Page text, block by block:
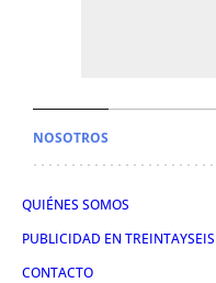
NOSOTROS
QUIÉNES SOMOS
PUBLICIDAD EN TREINTAYSEIS
CONTACTO